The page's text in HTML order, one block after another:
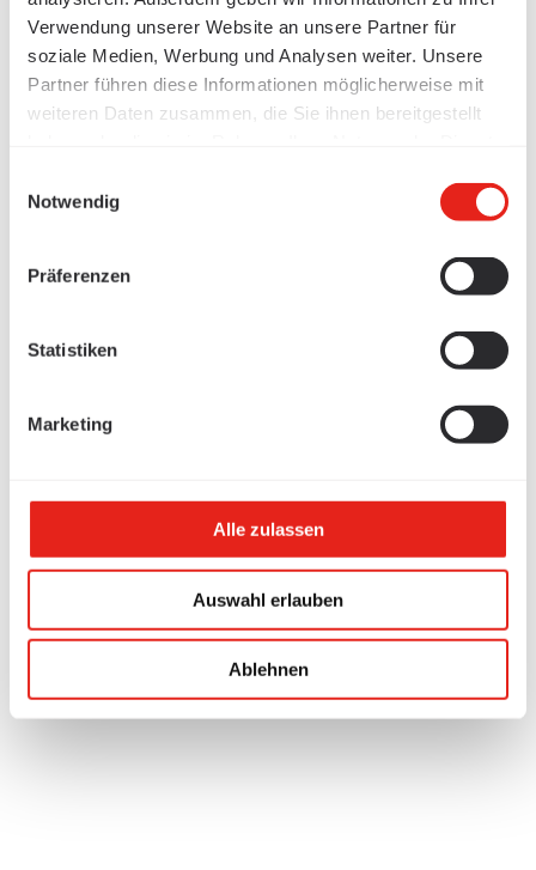
Verwendung unserer Website an unsere Partner für
soziale Medien, Werbung und Analysen weiter. Unsere
Partner führen diese Informationen möglicherweise mit
weiteren Daten zusammen, die Sie ihnen bereitgestellt
Notwendig
Präferenzen
Statistiken
Marketing
Alle zulassen
Auswahl erlauben
Ablehnen